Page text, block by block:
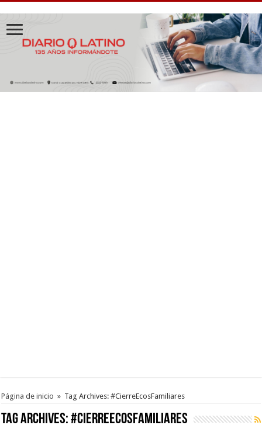
Página de inicio » Tag Archives: #CierreEcosFamiliares
Tag Archives:#CierreEcosFamiliares